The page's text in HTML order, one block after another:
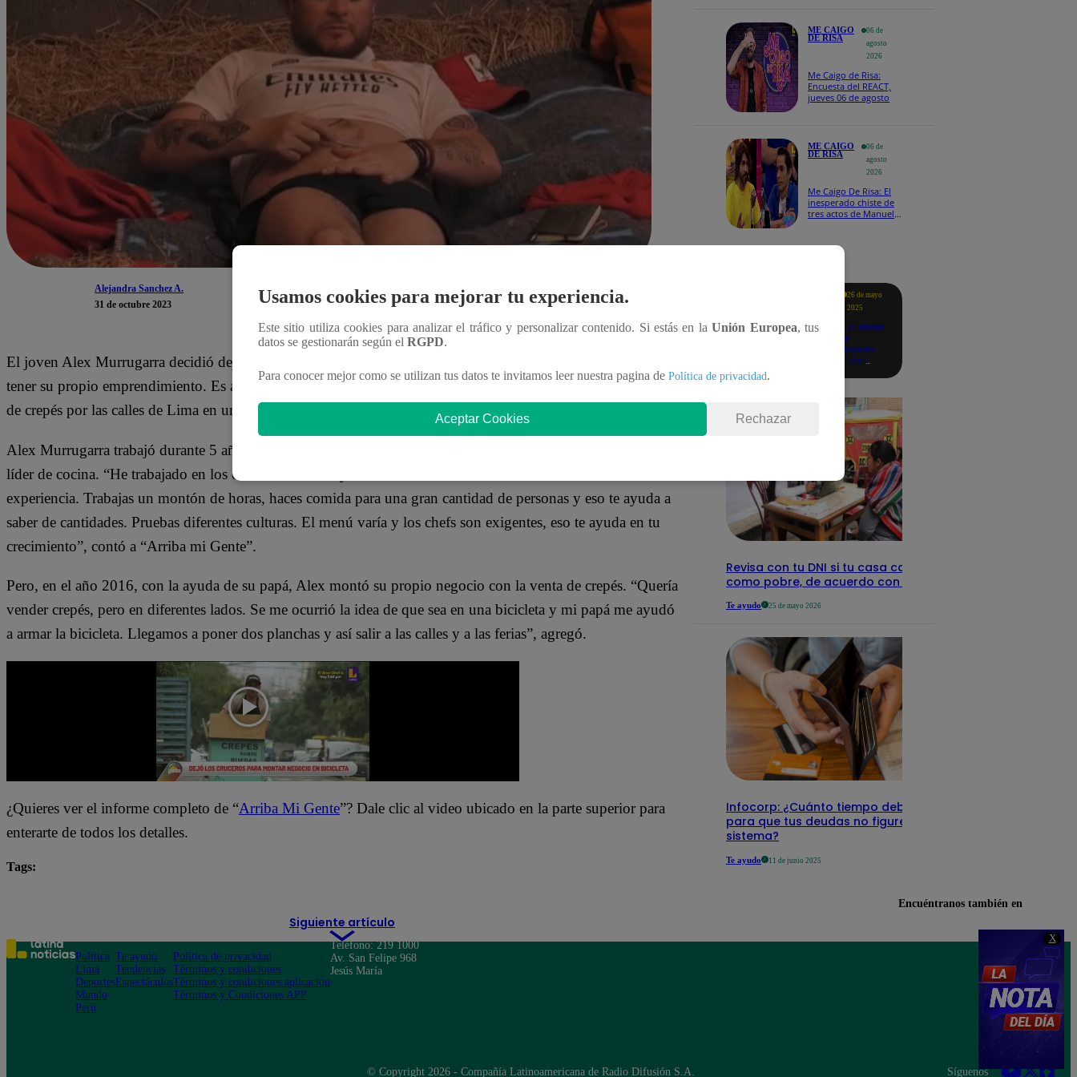
X
Alejandra Sanchez A.
31 de octubre 2023
Compartir
El joven Alex Murrugarra decidió dejar su vida en la cocina de los cruceros de lujo para seguir su sueño:
tener su propio emprendimiento. Es así que nació la idea de Crepé Bike, que consistía en la venta ambulatoria
de crepés por las calles de Lima en una bicicleta.
Alex Murrugarra trabajó durante 5 años en cruceros de lujo: Empezó como ayudante y terminó siendo chef
líder de cocina. “He trabajado en los cruceros de Disney durante cinco años. Esto me ha dado muchísima
experiencia. Trabajas un montón de horas, haces comida para una gran cantidad de personas y eso te ayuda a
saber de cantidades. Pruebas diferentes culturas. El menú varía y los chefs son exigentes, eso te ayuda en tu
crecimiento”, contó a “Arriba mi Gente”.
Pero, en el año 2016, con la ayuda de su papá, Alex montó su propio negocio con la venta de crepés. “Quería
vender crepés, pero en diferentes lados. Se me ocurrió la idea de que sea en una bicicleta y mi papá me ayudó
a armar la bicicleta. Llegamos a poner dos planchas y así salir a las calles y a las ferias”, agregó.
¿Quieres ver el informe completo de “Arriba Mi Gente”? Dale clic al video ubicado en la parte superior para
enterarte de todos los detalles.
Tags:
Siguiente artículo
ME CAIGO
DE RISA
06 de
agosto
2026
Me Caigo de Risa:
Encuesta del REACT,
jueves 06 de agosto
ME CAIGO
DE RISA
06 de
agosto
2026
Me Caigo De Risa: El
inesperado chiste de
tres actos de Manuel
26 de mayo
2025
Revisa si tienes
deudas
consultando
con tu DNI:
detalles
Revisa con tu DNI si tu casa califica
como pobre, de acuerdo con el Sisfoh
Te ayudo 25 de mayo 2026
Infocorp: ¿Cuánto tiempo debe pasar
para que tus deudas no figuren en su
sistema?
Te ayudo 11 de junio 2025
Usamos cookies para mejorar tu experiencia.
Este sitio utiliza cookies para analizar el tráfico y personalizar contenido. Si estás en laUnión Europea, tus
datos se gestionarán según el RGPD.
Para conocer mejor como se utilizan tus datos te invitamos leer nuestra pagina de Política de privacidad.
Aceptar Cookies Rechazar
Encuéntranos también en
Política
Lima
Deportes
Mundo
Perú
Te ayudo
Tendencias
Espectáculos
Política de privacidad
Términos y condiciones
Términos y condiciones aplicación
Términos y Condiciones APP
Teléfono: 219 1000
Av. San Felipe 968
Jesús María
© Copyright 2026 - Compañía Latinoamericana de Radio Difusión S.A. Síguenos